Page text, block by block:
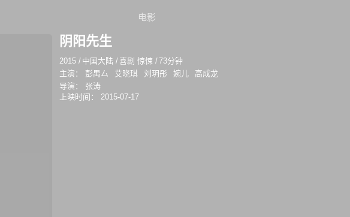
电影
阴阳先生
2015 / 中国大陆 /喜剧 惊悚 /73分钟
主演：
彭禺厶 艾晓琪 刘玥彤 婉儿
高成龙
导演：
张涛
上映时间：
2015-07-17